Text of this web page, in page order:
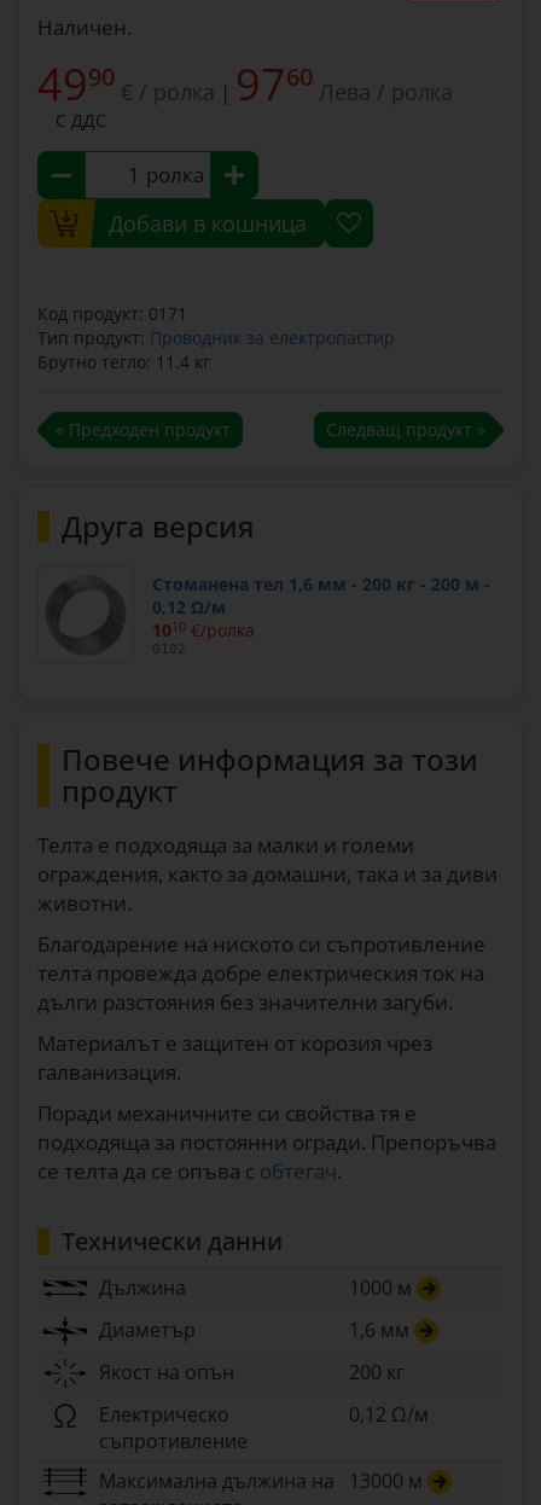
Наличен.
4990 € / ролка | 9760 Лева / ролка
С ДДС
ролка
Добави в кошница
Код продукт: 0171
Тип продукт: Проводник за електропастир
Брутно тегло: 11.4 кг
« Предходен продукт Следващ продукт »
Друга версия
Стоманена тел 1,6 мм - 200 кг - 200 м -
0,12 Ω/м
1010 €/ролка
0102
Повече информация за този
продукт
Телта е подходяща за малки и големи
ограждения, както за домашни, така и за диви
животни.
Благодарение на ниското си съпротивление
телта провежда добре електрическия ток на
дълги разстояния без значителни загуби.
Материалът е защитен от корозия чрез
галванизация.
Поради механичните си свойства тя е
подходяща за постоянни огради. Препоръчва
се телта да се опъва с обтегач.
Технически данни
Дължина
1000 м
Диаметър
1,6 мм
Якост на опън
200 кг
Електрическо
съпротивление
0,12 Ω/м
Максимална дължина на
13000 м